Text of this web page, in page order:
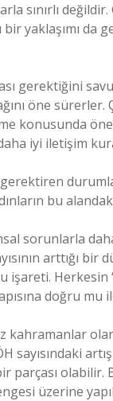
sınırlı
yaklaşımı da
gerektiğini
öne
konusunda
iyi iletişim
bu
sorunlarla
arttığı
işareti.
doğru mu
sayısındaki
parçası
üzerine